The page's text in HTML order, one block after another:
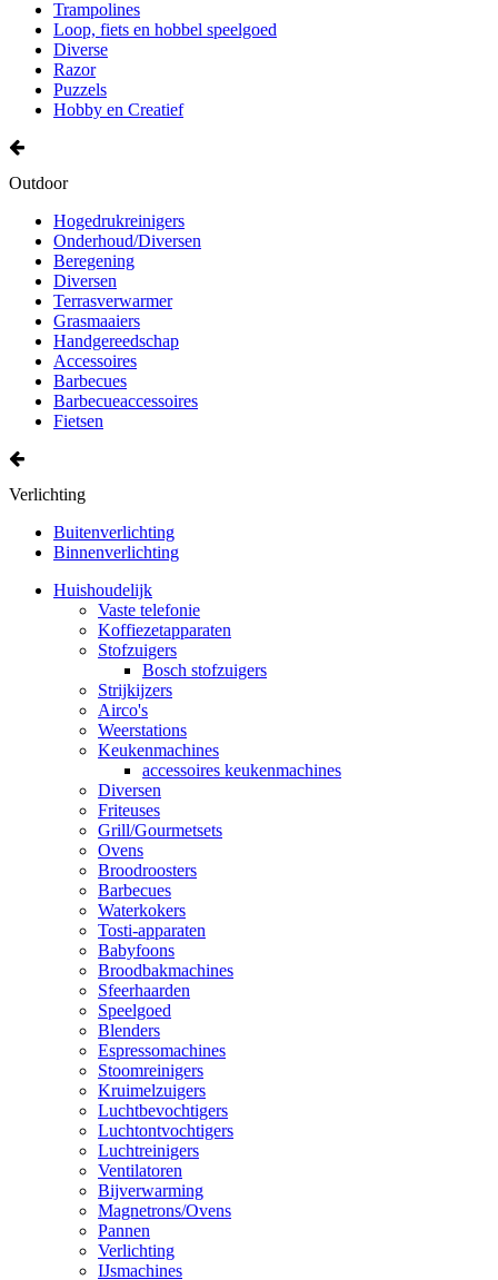
Trampolines
Loop, fiets en hobbel speelgoed
Diverse
Razor
Puzzels
Hobby en Creatief
Outdoor
Hogedrukreinigers
Onderhoud/Diversen
Beregening
Diversen
Terrasverwarmer
Grasmaaiers
Handgereedschap
Accessoires
Barbecues
Barbecueaccessoires
Fietsen
Verlichting
Buitenverlichting
Binnenverlichting
Huishoudelijk
Vaste telefonie
Koffiezetapparaten
Stofzuigers
Bosch stofzuigers
Strijkijzers
Airco's
Weerstations
Keukenmachines
accessoires keukenmachines
Diversen
Friteuses
Grill/Gourmetsets
Ovens
Broodroosters
Barbecues
Waterkokers
Tosti-apparaten
Babyfoons
Broodbakmachines
Sfeerhaarden
Speelgoed
Blenders
Espressomachines
Stoomreinigers
Kruimelzuigers
Luchtbevochtigers
Luchtontvochtigers
Luchtreinigers
Ventilatoren
Bijverwarming
Magnetrons/Ovens
Pannen
Verlichting
IJsmachines